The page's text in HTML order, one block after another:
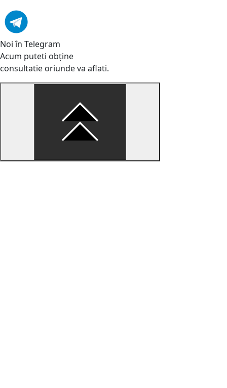
Noi în Telegram
Acum puteti obține
consultatie oriunde va aflati.